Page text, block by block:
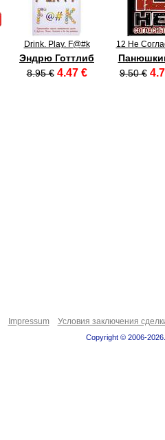
Drink. Play. F@#k
Эндрю Готтлиб
8.95 € 4.47 €
12 Не
9.50 €
Impressum Условия заключения
Copyright © 2006-